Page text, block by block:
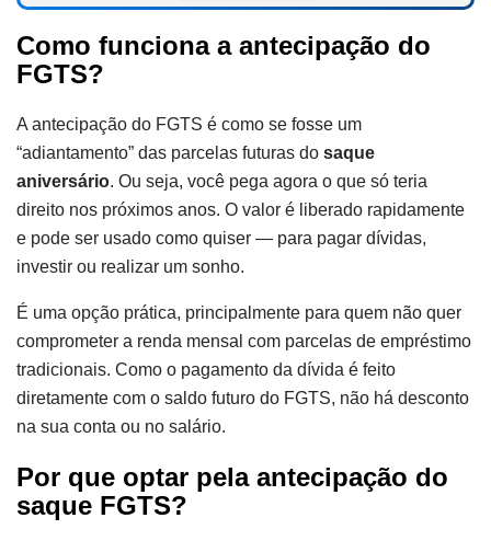
Como funciona a antecipação do
FGTS?
A antecipação do FGTS é como se fosse um
“adiantamento” das parcelas futuras do saque
aniversário. Ou seja, você pega agora o que só teria
direito nos próximos anos. O valor é liberado rapidamente
e pode ser usado como quiser — para pagar dívidas,
investir ou realizar um sonho.
É uma opção prática, principalmente para quem não quer
comprometer a renda mensal com parcelas de empréstimo
tradicionais. Como o pagamento da dívida é feito
diretamente com o saldo futuro do FGTS, não há desconto
na sua conta ou no salário.
Por que optar pela antecipação do
saque FGTS?